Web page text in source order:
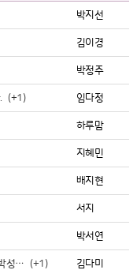
박지선
김이경
박정주
(+1) 임다정
하루맘
지혜민
배지현
서지섴
박서연
성… (+1) 김다미